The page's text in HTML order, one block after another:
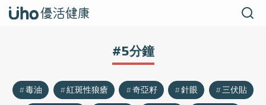
#5分鐘
毒油 紅斑性狼瘡 奇亞籽 針眼
三伏貼